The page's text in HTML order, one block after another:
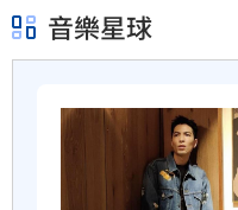
音樂星球